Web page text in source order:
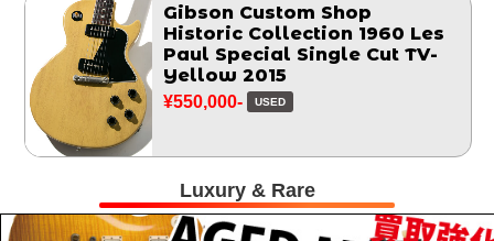
Gibson Custom Shop
Historic Collection 1960 Les
Paul Special Single Cut TV-
Yellow 2015
¥550,000- USED
Luxury & Rare